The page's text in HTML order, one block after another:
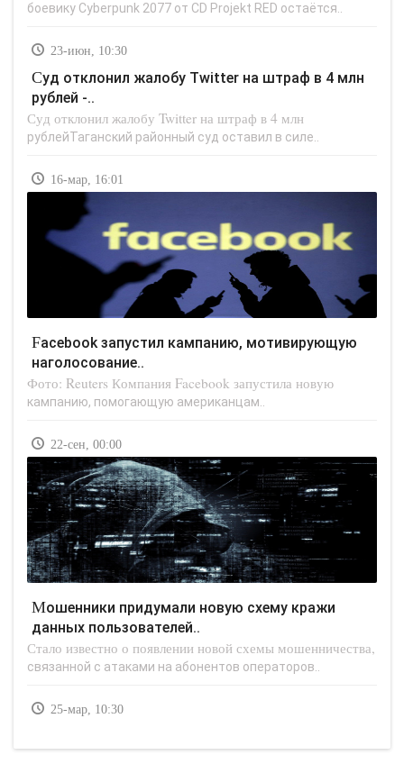
боевику Cyberpunk 2077 от CD Projekt RED остаётся..
23-июн, 10:30
Суд отклонил жалобу Twitter на штраф в 4 млн
рублей -..
Суд отклонил жалобу Twitter на штраф в 4 млн
рублейТаганский районный суд оставил в силе..
16-мар, 16:01
Facebook запустил кампанию, мотивирующую
наголосование..
Фото: Reuters Компания Facebook запустила новую
кампанию, помогающую американцам..
22-сен, 00:00
Мошенники придумали новую схему кражи
данных пользователей..
Стало известно о появлении новой схемы мошенничества,
связанной с атаками на абонентов операторов..
25-мар, 10:30